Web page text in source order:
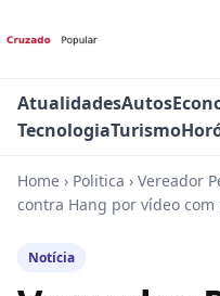
AtualidadesAutos
TecnologiaTurismo
Home › Politica › Vereador
contra Hang por vídeo
Notícia